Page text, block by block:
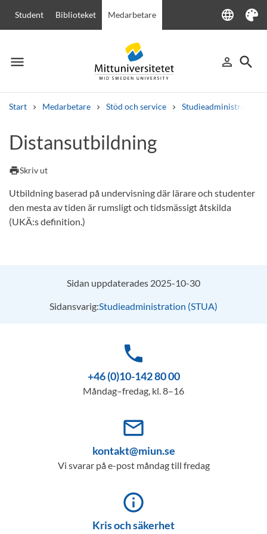
Student Biblioteket Medarbetare language
Language
Tema
menu
Meny person_outline
Logga in
search
Sök
Start Medarbetare Stöd och service Studieadministration
Andra söktjänster
Kurser och program
Distansutbildning
printSkriv ut
Utbildning baserad på undervisning där lärare och studenter
den mesta av tiden är rumsligt och tidsmässigt åtskilda
(UKÄ:s definition.)
Sidan uppdaterades 2025-10-30
Sidansvarig:Studieadministration (STUA)
phone
+46 (0)10-142 80 00
Måndag–fredag, kl. 8–16
mail_outline
kontakt@miun.se
Vi svarar på e-post måndag till fredag
info_outline
Kris och säkerhet